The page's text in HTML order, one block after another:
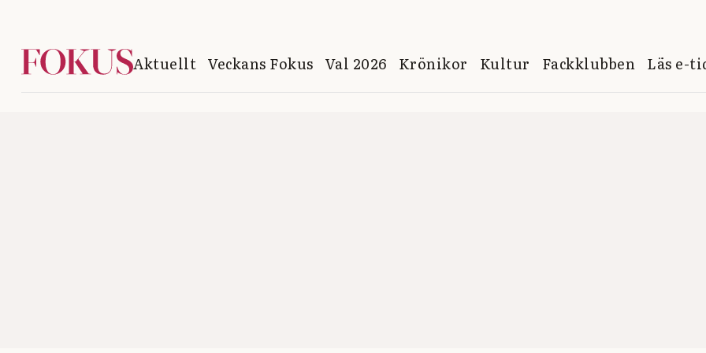
Aktuellt Veckans Fokus Val 2026 Krönikor Kultur Fackklubben Läs e-